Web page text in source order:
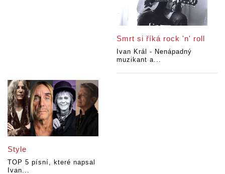
Smrt si říká rock 'n' roll
Ivan Král - Nenápadný
muzikant a...
Style
TOP 5 písní, které napsal
Ivan...